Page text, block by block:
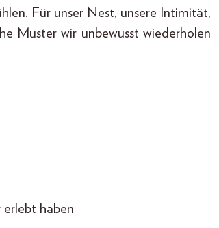
Für unser Nest, unsere Intimität,
Muster wir unbewusst wiederholen
haben